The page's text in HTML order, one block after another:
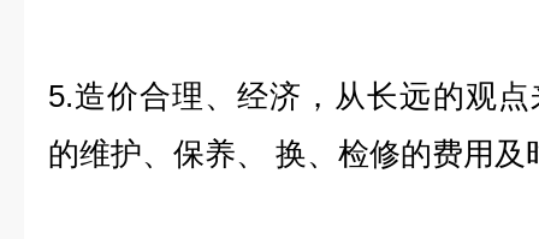
5.造价合理、经济，从长远的观
的维护、保养、 换、检修的费用及